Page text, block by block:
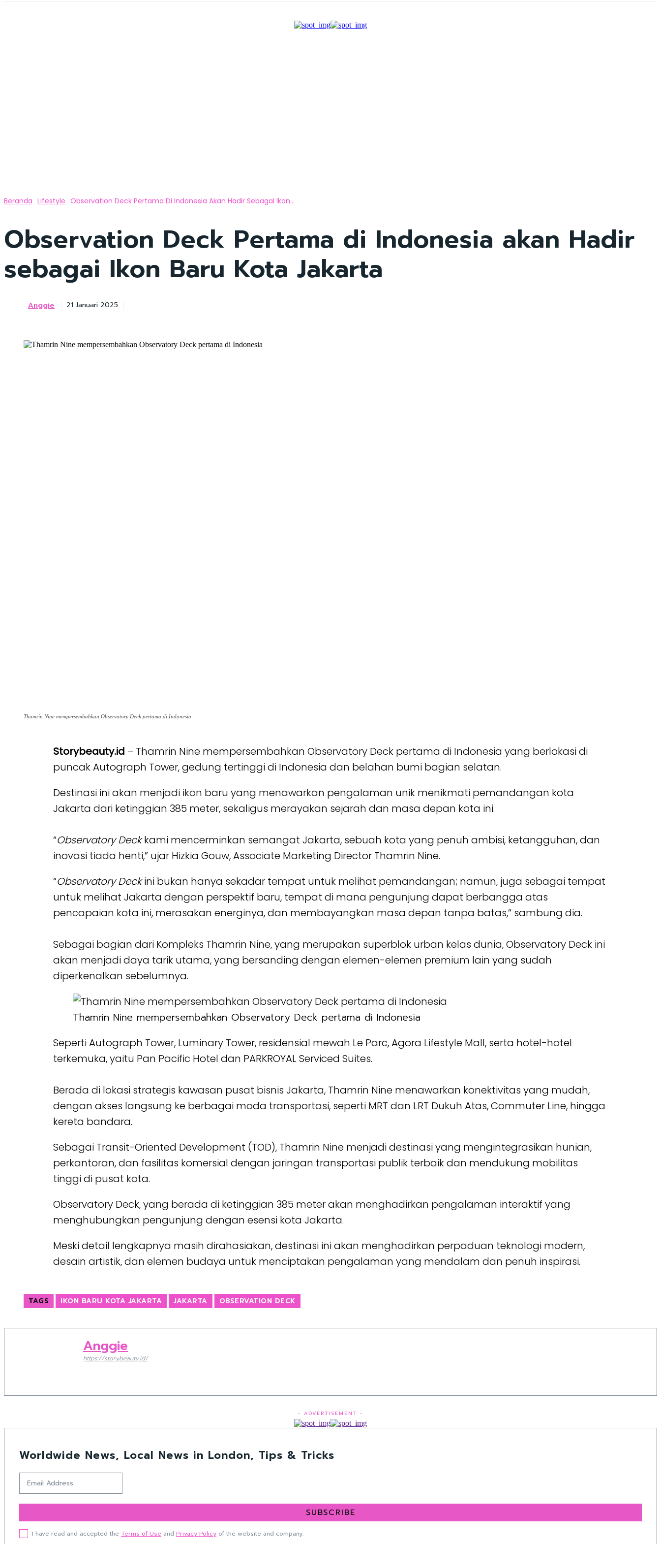
Beranda Lifestyle Observation Deck Pertama Di Indonesia Akan Hadir Sebagai Ikon...
Observation Deck Pertama di Indonesia akan Hadir
sebagai Ikon Baru Kota Jakarta
Anggie 21 Januari 2025
Thamrin Nine mempersembahkan Observatory Deck pertama di Indonesia
Storybeauty.id – Thamrin Nine mempersembahkan Observatory Deck pertama di Indonesia yang berlokasi di
puncak Autograph Tower, gedung tertinggi di Indonesia dan belahan bumi bagian selatan.
Destinasi ini akan menjadi ikon baru yang menawarkan pengalaman unik menikmati pemandangan kota
Jakarta dari ketinggian 385 meter, sekaligus merayakan sejarah dan masa depan kota ini.
“Observatory Deckkami mencerminkan semangat Jakarta, sebuah kota yang penuh ambisi, ketangguhan, dan
inovasi tiada henti,” ujar Hizkia Gouw, Associate Marketing Director Thamrin Nine.
“Observatory Deckini bukan hanya sekadar tempat untuk melihat pemandangan; namun, juga sebagai tempat
untuk melihat Jakarta dengan perspektif baru, tempat di mana pengunjung dapat berbangga atas
pencapaian kota ini, merasakan energinya, dan membayangkan masa depan tanpa batas,” sambung dia.
Sebagai bagian dari Kompleks Thamrin Nine, yang merupakan superblok urban kelas dunia, Observatory Deck ini
akan menjadi daya tarik utama, yang bersanding dengan elemen-elemen premium lain yang sudah
diperkenalkan sebelumnya.
Thamrin Nine mempersembahkan Observatory Deck pertama di Indonesia
Seperti Autograph Tower, Luminary Tower, residensial mewah Le Parc, Agora Lifestyle Mall, serta hotel-hotel
terkemuka, yaitu Pan Pacific Hotel dan PARKROYAL Serviced Suites.
Berada di lokasi strategis kawasan pusat bisnis Jakarta, Thamrin Nine menawarkan konektivitas yang mudah,
dengan akses langsung ke berbagai moda transportasi, seperti MRT dan LRT Dukuh Atas, Commuter Line, hingga
kereta bandara.
Sebagai Transit-Oriented Development (TOD), Thamrin Nine menjadi destinasi yang mengintegrasikan hunian,
perkantoran, dan fasilitas komersial dengan jaringan transportasi publik terbaik dan mendukung mobilitas
tinggi di pusat kota.
Observatory Deck, yang berada di ketinggian 385 meter akan menghadirkan pengalaman interaktif yang
menghubungkan pengunjung dengan esensi kota Jakarta.
Meski detail lengkapnya masih dirahasiakan, destinasi ini akan menghadirkan perpaduan teknologi modern,
desain artistik, dan elemen budaya untuk menciptakan pengalaman yang mendalam dan penuh inspirasi.
TAGS IKON BARU KOTA JAKARTA JAKARTA OBSERVATION DECK
Anggie
https://storybeauty.id/
- ADVERTISEMENT -
Worldwide News, Local News in London, Tips & Tricks
SUBSCRIBE
I have read and accepted the Terms of Use and Privacy Policy of the website and company.